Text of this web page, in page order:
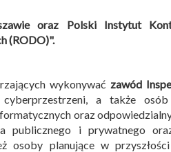
oraz Polski Instytut
(RODO)".
wykonywać zawód
cyberprzestrzeni, a także
oraz
publicznego i prywatnego
planujące w